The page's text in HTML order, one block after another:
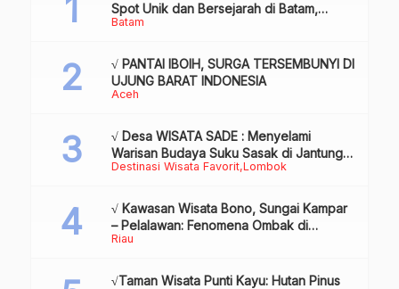
Batam
Spot Unik dan Bersejarah di Batam,
Review & Info
Aceh
√ PANTAI IBOIH, SURGA TERSEMBUNYI DI
UJUNG BARAT INDONESIA
Destinasi Wisata Favorit Lombok
√ Desa WISATA SADE : Menyelami
Warisan Budaya Suku Sasak di Jantung
Lombok
Riau
√ Kawasan Wisata Bono, Sungai Kampar
– Pelalawan: Fenomena Ombak di
Tengah Sungai yang Mendunia, Review
√Taman Wisata Punti Kayu: Hutan Pinus